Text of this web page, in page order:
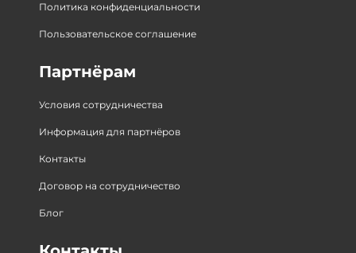
Политика конфиденциальности
Пользовательское соглашение
Партнёрам
Условия сотрудничества
Информация для партнёров
Контакты
Договор на сотрудничество
Блог